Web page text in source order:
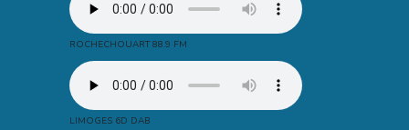
ROCHECHOUART 88.9 FM
LIMOGES 6D DAB